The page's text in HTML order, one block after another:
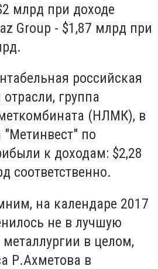
млрд при доходе
Group - $1,87 млрд при
российская
группа
(НЛМК), в
"Метинвест" по
к доходам: $2,28
соответственно.
на календаре 2017
не в лучшую
в целом,
Р.Ахметова в